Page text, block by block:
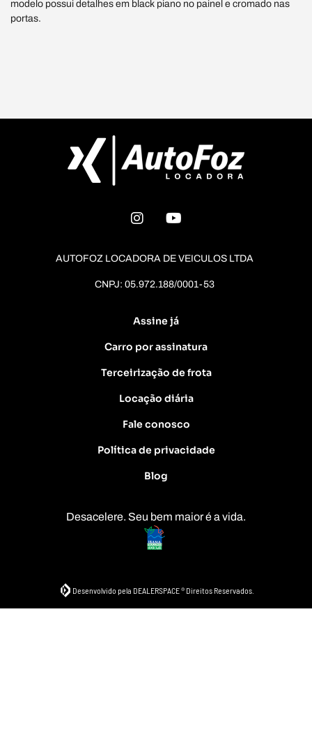
modelo possui detalhes em black piano no painel e cromado nas
portas.
AUTOFOZ LOCADORA DE VEICULOS LTDA
CNPJ: 05.972.188/0001-53
Assine já
Carro por assinatura
Terceirização de frota
Locação diária
Fale conosco
Política de privacidade
Blog
Desacelere. Seu bem maior é a vida.
Desenvolvido pela DEALERSPACE ® Direitos Reservados.